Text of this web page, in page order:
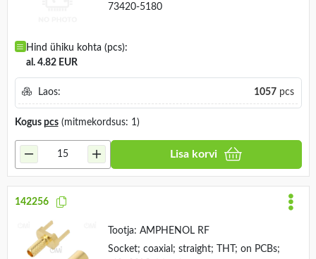
73420-5180
Hind ühiku kohta (pcs):
al. 4.82 EUR
Laos: 1057pcs
Kogus pcs(mitmekordsus: 1)
Lisa korvi
142256
Tootja: AMPHENOL RF
Socket; coaxial; straight; THT; on PCBs;